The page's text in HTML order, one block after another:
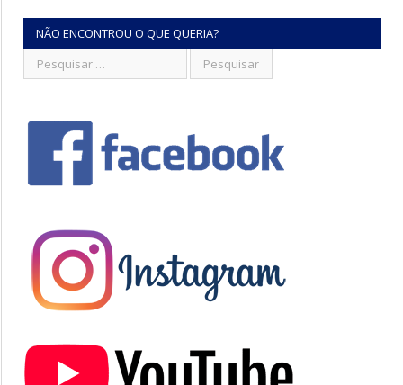
NÃO ENCONTROU O QUE QUERIA?